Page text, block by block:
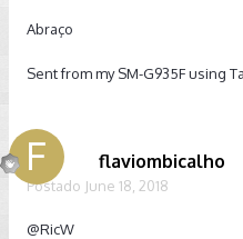
Abraço
Sent from my SM-G935F using
flaviombicalho
Postado June 18, 2018
@RicW